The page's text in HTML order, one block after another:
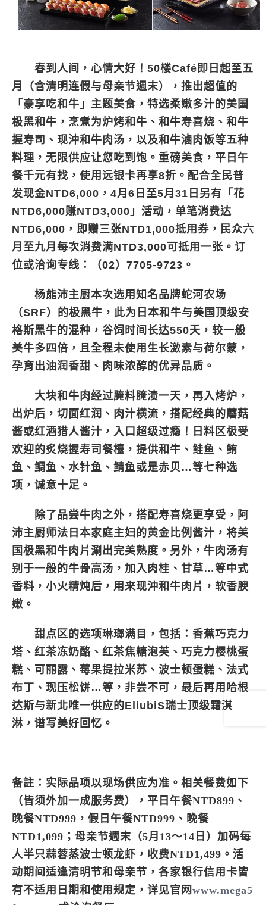
春到人间，心情大好！50楼Café即日起至五
月（含清明连假与母亲节週末），推出超值的
「豪享吃和牛」主题美食，特选柔嫩多汁的美国
极黑和牛，烹煮为炉烤和牛、和牛寿喜烧、和牛
握寿司、现沖和牛肉汤，以及和牛滷肉饭等五种
料理，无限供应让您吃到饱。重磅美食，平日午
餐千元有找，使用远银卡再享8折。配合全民普
发现金NTD6,000，4月6日至5月31日另有「花
NTD6,000赚NTD3,000」活动，单笔消费达
NTD6,000，即赠三张NTD1,000抵用券，民众六
月至九月每次消费满NTD3,000可抵用一张。订
位或洽询专线：（02）7705-9723。
杨能沛主厨本次选用知名品牌蛇河农场
（SRF）的极黑牛，此为日本和牛与美国顶级安
格斯黑牛的混种，谷饲时间长达550天，较一般
美牛多四倍，且全程未使用生长激素与荷尔蒙，
孕育出油润香甜、肉味浓醇的优异品质。
大块和牛肉经过腌料腌渍一天，再入烤炉，
出炉后，切面红润、肉汁横流，搭配经典的蘑菇
酱或红酒猎人酱汁，入口超级过瘾！日料区极受
欢迎的炙烧握寿司餐檯，提供和牛、鲑鱼、鲔
鱼、鲷鱼、水针鱼、鲭鱼或是赤贝…等七种选
项，诚意十足。
除了品尝牛肉之外，搭配寿喜烧更享受，阿
沛主厨师法日本家庭主妇的黄金比例酱汁，将美
国极黑和牛肉片涮出完美熟度。另外，牛肉汤有
别于一般的牛骨高汤，加入肉桂、甘草…等中式
香料，小火精炖后，用来现沖和牛肉片，软香腴
嫩。
甜点区的选项琳瑯满目，包括：香蕉巧克力
塔、红茶冻奶酪、红茶焦糖泡芙、巧克力樱桃蛋
糕、可丽露、莓果提拉米苏、波士顿蛋糕、法式
布丁、现压松饼…等，非尝不可，最后再用哈根
达斯与新北唯一供应的EliubiS瑞士顶级霜淇
淋，谱写美好回忆。
备註：实际品项以现场供应为准。相关餐费如下
（皆须外加一成服务费），平日午餐NTD899、
晚餐NTD999，假日午餐NTD999、晚餐
NTD1,099；母亲节週末（5月13～14日）加码每
人半只蒜蓉蒸波士顿龙虾，收费NTD1,499。活
动期间适逢清明节和母亲节，各家银行信用卡皆
有不适用日期和使用规定，详见官网 www.mega5